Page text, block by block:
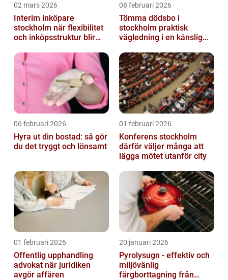
02 mars 2026
Interim inköpare
stockholm när flexibilitet
och inköpsstruktur blir
08 februari 2026
Tömma dödsbo i
stockholm praktisk
vägledning i en känslig
06 februari 2026
Hyra ut din bostad: så gör
du det tryggt och lönsamt
01 februari 2026
Konferens stockholm
därför väljer många att
lägga mötet utanför city
01 februari 2026
Offentlig upphandling
advokat när juridiken
avgör affären
20 januari 2026
Pyrolysugn - effektiv och
miljövänlig
färgborttagning från